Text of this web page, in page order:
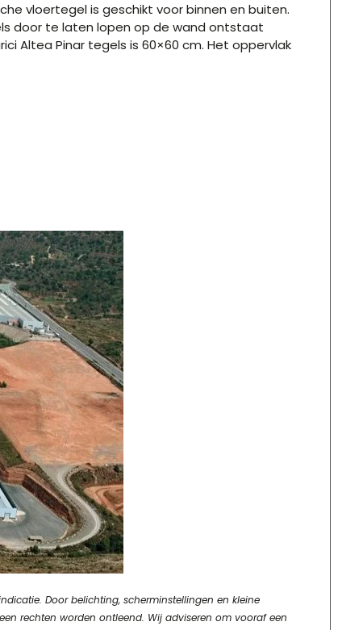
vloertegel is geschikt voor binnen en buiten.
door te laten lopen op de wand ontstaat
Altea Pinar tegels is 60×60 cm. Het oppervlak
Door belichting, scherminstellingen en kleine
rechten worden ontleend. Wij adviseren om vooraf een